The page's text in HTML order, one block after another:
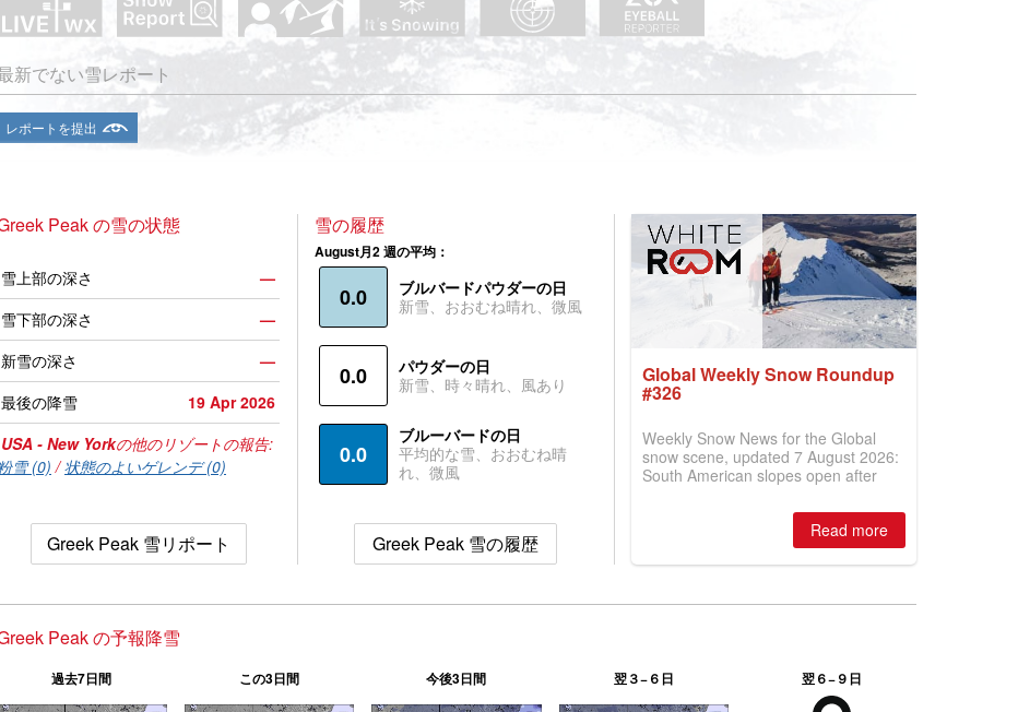
新でない雪レポート
レポートを提出
Peak の雪の状態
雪上部の深さ
—
雪下部の深さ
—
新雪の深さ
—
最後の降雪
19 Apr 2026
USA - New Yorkの他のリゾートの報告:
雪 (0) /状態のよいゲレンデ (0)
Greek Peak 雪リポート
雪の履歴
August月2 週の平均：
0.0
ブルバードパウダーの日
新雪、おおむね晴れ、微風
0.0
パウダーの日
新雪、時々晴れ、風あり
0.0
ブルーバードの日
平均的な雪、おおむね晴
れ、微風
Greek Peak 雪の履歴
Global Weekly Snow Roundup
#326
Weekly Snow News for the Global
snow scene, updated 7 August 2026:
South American slopes open after
best conditions of season so far,
Australian areas open most terrain of
2026, northern hemisphere down to
two outdoor areas still open.
Read more
Peak の予報降雪
過去7日間 この3日間 今後3日間 翌３−６日 翌６−９日